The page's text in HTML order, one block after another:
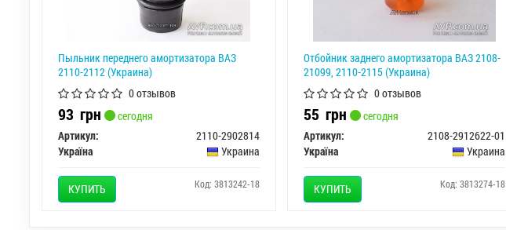
Пыльник переднего амортизатора ВАЗ
2110-2112 (Украина)
0 отзывов
93 грн
сегодня
Артикул:
2110-2902814
Україна
Украина
КУПИТЬ Код: 3813242-18
Отбойник заднего амортизатора ВАЗ 2108-
21099, 2110-2115 (Украина)
0 отзывов
55 грн
сегодня
Артикул:
2108-2912622-01
Україна
Украина
КУПИТЬ Код: 3813274-18